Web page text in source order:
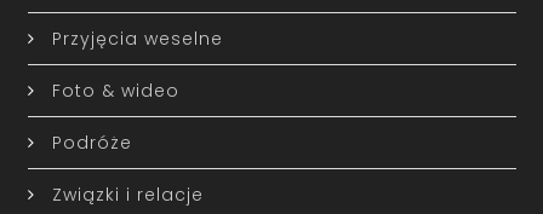
Przyjęcia weselne
Foto & wideo
Podróże
Związki i relacje